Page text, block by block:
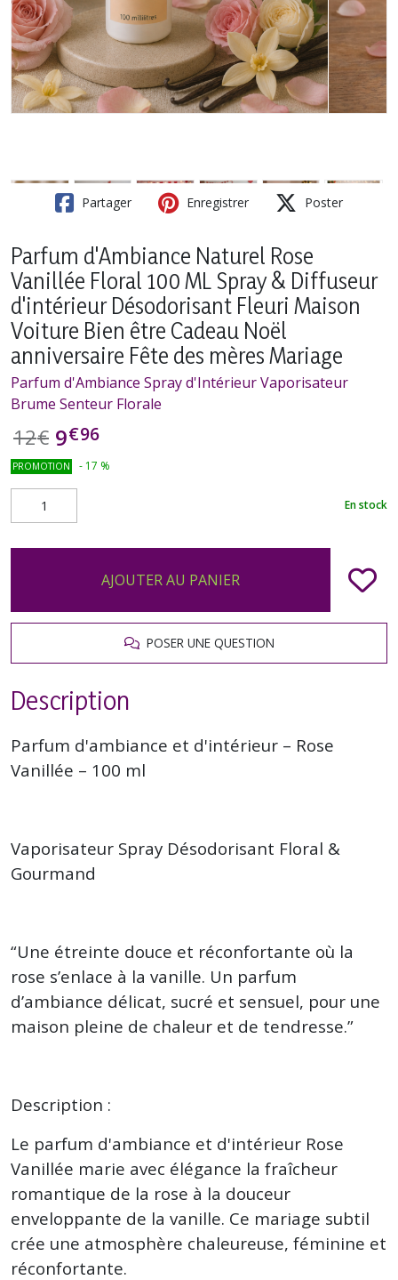
Partager Enregistrer Poster
Parfum d'Ambiance Naturel Rose
Vanillée Floral 100 ML Spray & Diffuseur
d'intérieur Désodorisant Fleuri Maison
Voiture Bien être Cadeau Noël
anniversaire Fête des mères Mariage
Parfum d'Ambiance Spray d'Intérieur Vaporisateur
Brume Senteur Florale
12€ 9€96
PROMOTION - 17 %
En stock
AJOUTER AU PANIER
POSER UNE QUESTION
Description
Parfum d'ambiance et d'intérieur – Rose
Vanillée – 100 ml
Vaporisateur Spray Désodorisant Floral &
Gourmand
“Une étreinte douce et réconfortante où la
rose s’enlace à la vanille. Un parfum
d’ambiance délicat, sucré et sensuel, pour une
maison pleine de chaleur et de tendresse.”
Description :
Le parfum d'ambiance et d'intérieur Rose
Vanillée marie avec élégance la fraîcheur
romantique de la rose à la douceur
enveloppante de la vanille. Ce mariage subtil
crée une atmosphère chaleureuse, féminine et
réconfortante.